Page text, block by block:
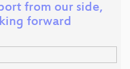
from our side,
forward